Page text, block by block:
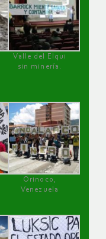
Valle del Elqui
sin minería.
Orinoco,
Venezuela